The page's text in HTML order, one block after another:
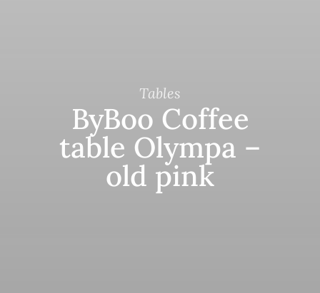
Tables
ByBoo Coffee
table Olympa –
old pink